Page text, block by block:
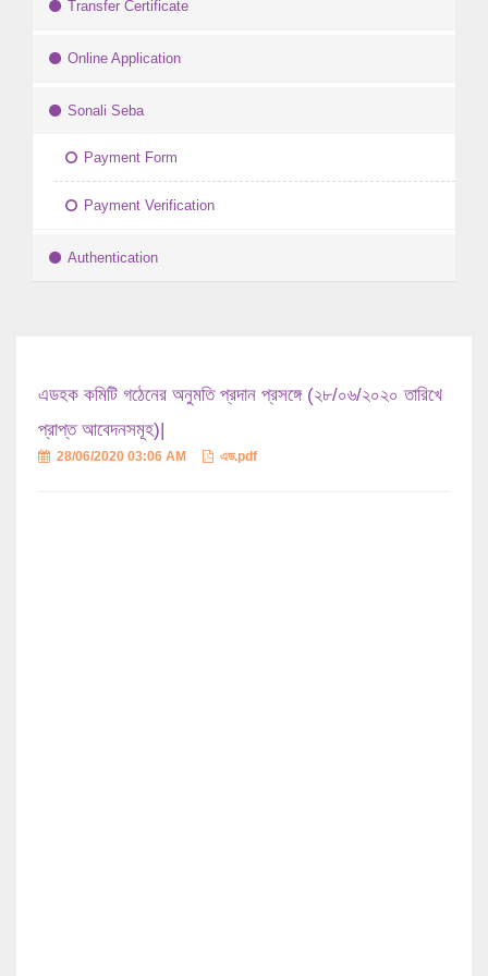
Transfer Certificate
Online Application
Sonali Seba
Payment Form
Payment Verification
Authentication
এডহক কমিটি গঠেনের অনুমতি প্রদান প্রসঙ্গে (২৮/০৬/২০২০ তারিখে
প্রাপ্ত আবেদনসমূহ)|
28/06/2020 03:06 AM এড.pdf